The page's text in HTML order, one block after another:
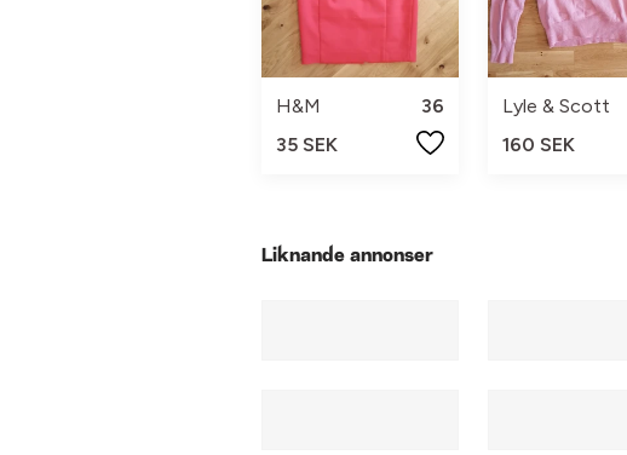
H&M
36
35 SEK
Lyle & Scott
160 SEK
Liknande annonser